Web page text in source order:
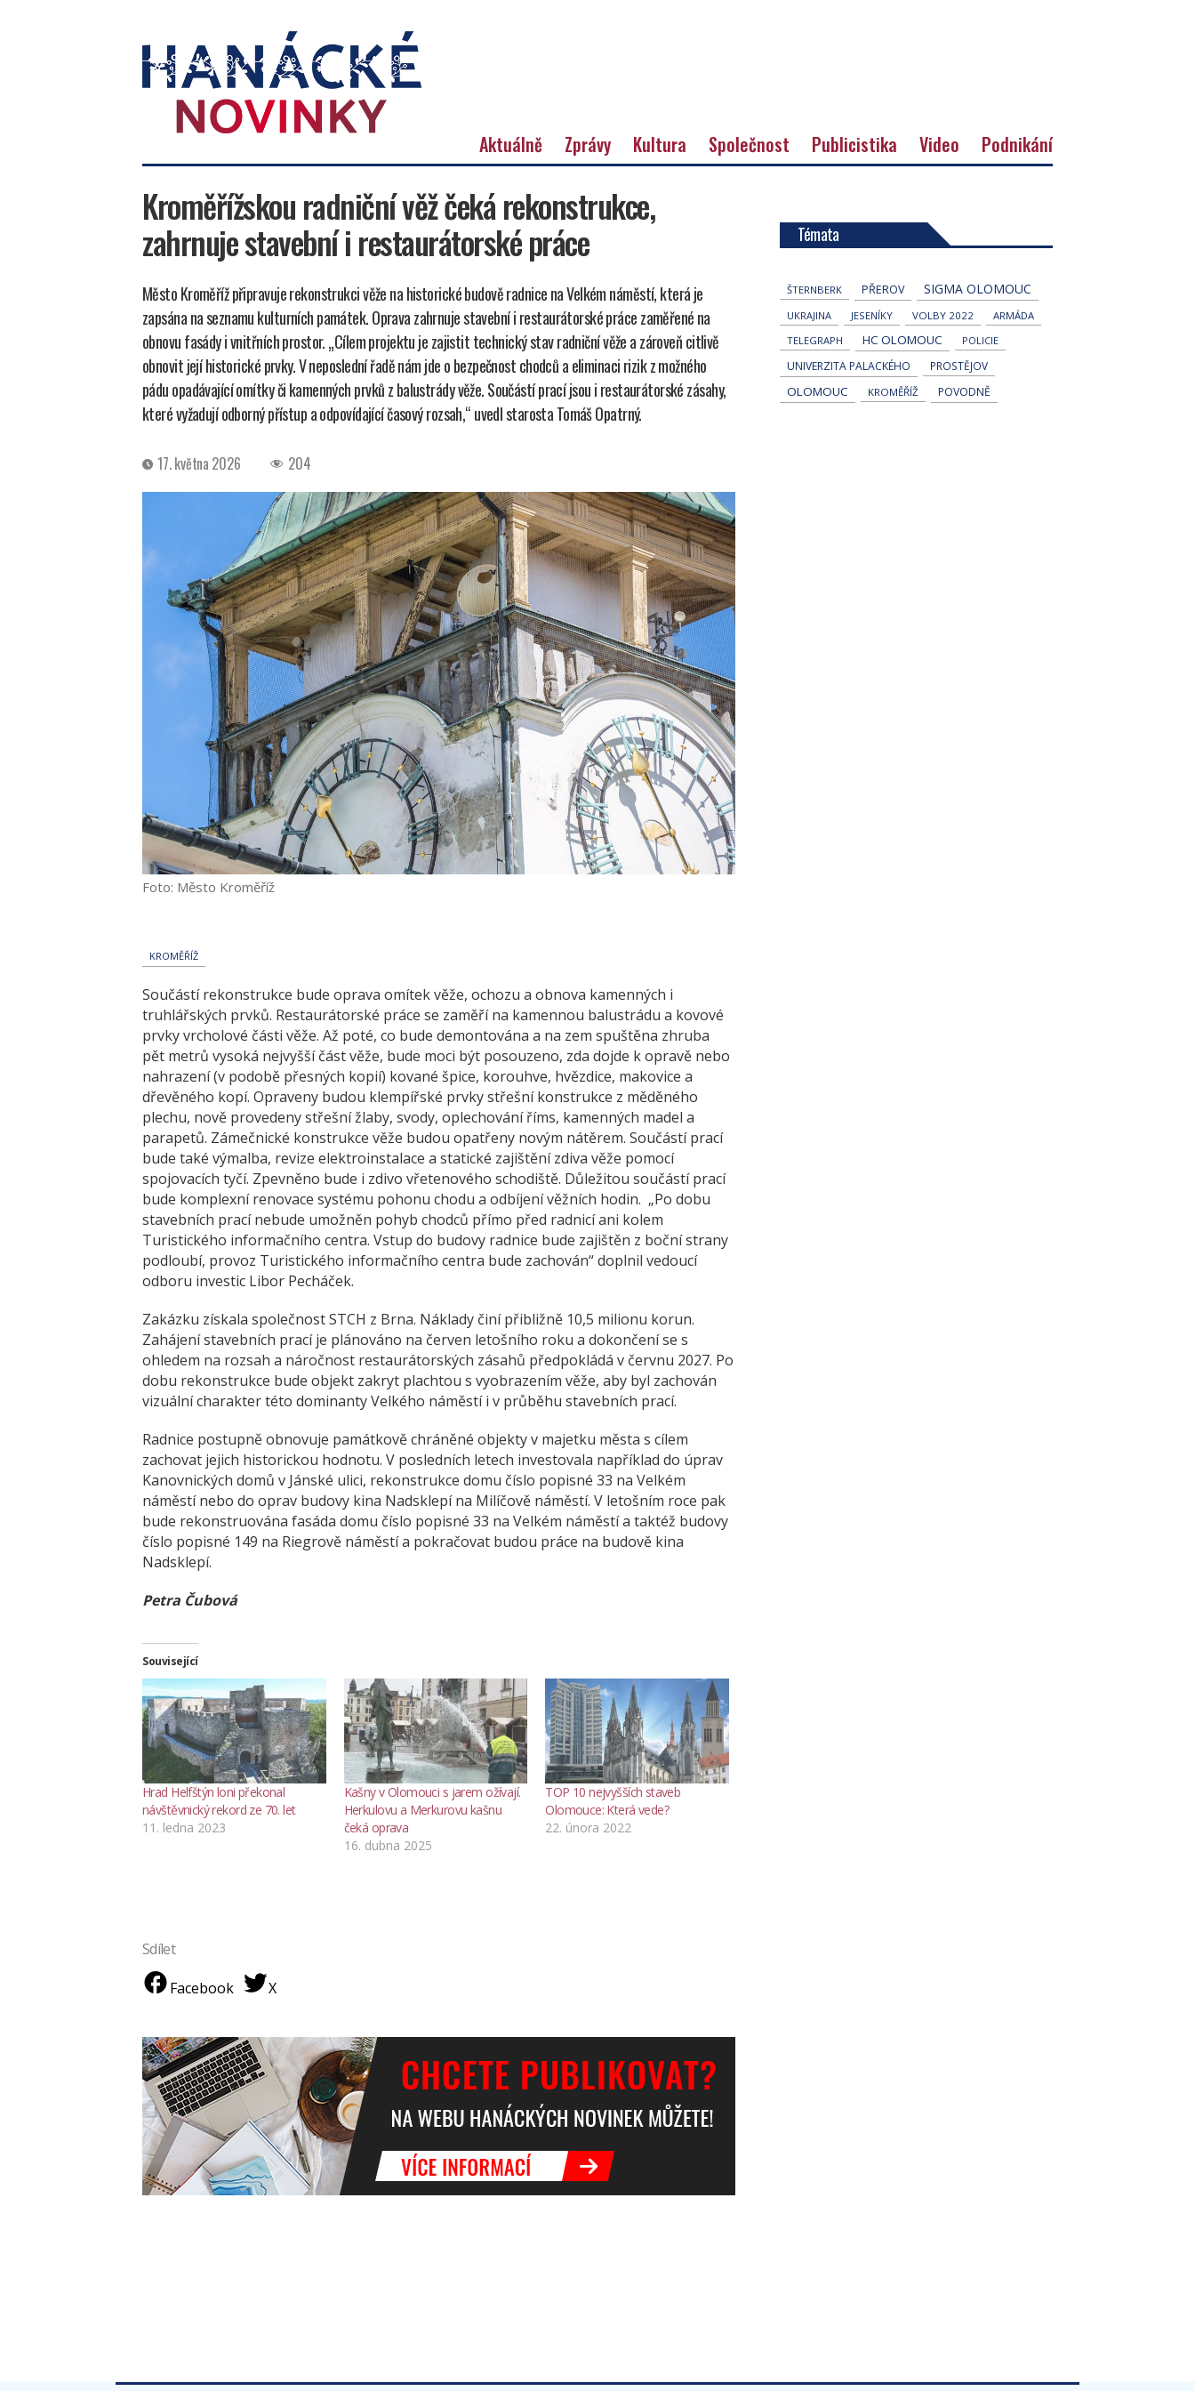
novinky
Aktuálně Zprávy Kultura Společnost Publicistika Video Podnikání
Kroměřížskou radniční věž čeká rekonstrukce,
zahrnuje stavební i restaurátorské práce
Město Kroměříž připravuje rekonstrukci věže na historické budově radnice na Velkém náměstí, která je
zapsána na seznamu kulturních památek. Oprava zahrnuje stavební i restaurátorské práce zaměřené na
obnovu fasády i vnitřních prostor. „Cílem projektu je zajistit technický stav radniční věže a zároveň citlivě
obnovit její historické prvky. V neposlední řadě nám jde o bezpečnost chodců a eliminaci rizik z možného
pádu opadávající omítky či kamenných prvků z balustrády věže. Součástí prací jsou i restaurátorské zásahy,
které vyžadují odborný přístup a odpovídající časový rozsah,“ uvedl starosta Tomáš Opatrný.
Datum
příspěvku
17. května 2026 204
Foto: Město Kroměříž
KROMĚŘÍŽ
Součástí rekonstrukce bude oprava omítek věže, ochozu a obnova kamenných i
truhlářských prvků. Restaurátorské práce se zaměří na kamennou balustrádu a kovové
prvky vrcholové části věže. Až poté, co bude demontována a na zem spuštěna zhruba
pět metrů vysoká nejvyšší část věže, bude moci být posouzeno, zda dojde k opravě nebo
nahrazení (v podobě přesných kopií) kované špice, korouhve, hvězdice, makovice a
dřevěného kopí. Opraveny budou klempířské prvky střešní konstrukce z měděného
plechu, nově provedeny střešní žlaby, svody, oplechování říms, kamenných madel a
parapetů. Zámečnické konstrukce věže budou opatřeny novým nátěrem. Součástí prací
bude také výmalba, revize elektroinstalace a statické zajištění zdiva věže pomocí
spojovacích tyčí. Zpevněno bude i zdivo vřetenového schodiště. Důležitou součástí prací
bude komplexní renovace systému pohonu chodu a odbíjení věžních hodin. „Po dobu
stavebních prací nebude umožněn pohyb chodců přímo před radnicí ani kolem
Turistického informačního centra. Vstup do budovy radnice bude zajištěn z boční strany
podloubí, provoz Turistického informačního centra bude zachován“ doplnil vedoucí
odboru investic Libor Pecháček.
Zakázku získala společnost STCH z Brna. Náklady činí přibližně 10,5 milionu korun.
Zahájení stavebních prací je plánováno na červen letošního roku a dokončení se s
ohledem na rozsah a náročnost restaurátorských zásahů předpokládá v červnu 2027. Po
dobu rekonstrukce bude objekt zakryt plachtou s vyobrazením věže, aby byl zachován
vizuální charakter této dominanty Velkého náměstí i v průběhu stavebních prací.
Radnice postupně obnovuje památkově chráněné objekty v majetku města s cílem
zachovat jejich historickou hodnotu. V posledních letech investovala například do úprav
Kanovnických domů v Jánské ulici, rekonstrukce domu číslo popisné 33 na Velkém
náměstí nebo do oprav budovy kina Nadsklepí na Milíčově náměstí. V letošním roce pak
bude rekonstruována fasáda domu číslo popisné 33 na Velkém náměstí a taktéž budovy
číslo popisné 149 na Riegrově náměstí a pokračovat budou práce na budově kina
Nadsklepí.
Petra Čubová
Související
Hrad Helfštýn loni překonal
návštěvnický rekord ze 70. let
11. ledna 2023
Kašny v Olomouci s jarem ožívají.
Herkulovu a Merkurovu kašnu
čeká oprava
16. dubna 2025
TOP 10 nejvyšších staveb
Olomouce: Která vede?
22. února 2022
Sdílet
Facebook
X
Témata
ŠTERNBERK PŘEROV SIGMA OLOMOUC
UKRAJINA JESENÍKY VOLBY 2022
ARMÁDA
TELEGRAPH
HC OLOMOUC POLICIE
UNIVERZITA PALACKÉHO PROSTĚJOV
OLOMOUC KROMĚŘÍŽ POVODNĚ